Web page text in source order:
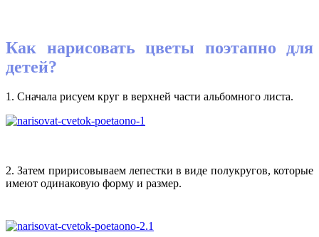
Как нарисовать цветы поэтапно для
детей?
1. Сначала рисуем круг в верхней части альбомного листа.
2. Затем пририсовываем лепестки в виде полукругов, которые
имеют одинаковую форму и размер.